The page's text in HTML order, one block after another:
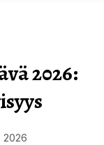
2026:
2026